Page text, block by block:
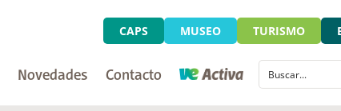
CAPS MUSEO TURISMO
Novedades Contacto